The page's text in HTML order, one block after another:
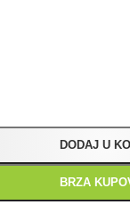
DODAJ U
BRZA